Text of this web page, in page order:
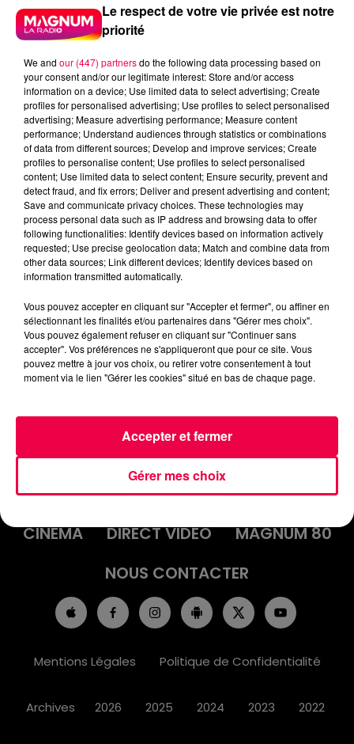
podcasts/2022/12/Le-Drole-de-Bruit-Gabrielle-de-
ACCUEIL INFOS
EMISSIONS
AGENDA
JEUX
PODCASTS
CINÉMA
DIRECT VIDÉO
MAGNUM 80
NOUS CONTACTER
Mentions Légales Politique de Confidentialité
Archives 2026 2025 2024 2023 2022
Le respect de votre vie privée est notre
priorité
We and our (447) partnersdo the following data processing based on
your consent and/or our legitimate interest: Store and/or access
information on a device; Use limited data to select advertising; Create
profiles for personalised advertising; Use profiles to select personalised
advertising; Measure advertising performance; Measure content
performance; Understand audiences through statistics or combinations
of data from different sources; Develop and improve services; Create
profiles to personalise content; Use profiles to select personalised
content; Use limited data to select content; Ensure security, prevent and
detect fraud, and fix errors; Deliver and present advertising and content;
Save and communicate privacy choices. These technologies may
process personal data such as IP address and browsing data to offer
following functionalities: Identify devices based on information actively
requested; Use precise geolocation data; Match and combine data from
other data sources; Link different devices; Identify devices based on
information transmitted automatically.
Vous pouvez accepter en cliquant sur "Accepter et fermer", ou affiner en
sélectionnant les finalités et/ou partenaires dans "Gérer mes choix".
Vous pouvez également refuser en cliquant sur "Continuer sans
accepter". Vos préférences ne s'appliqueront que pour ce site. Vous
pouvez mettre à jour vos choix, ou retirer votre consentement à tout
moment via le lien "Gérer les cookies" situé en bas de chaque page.
Gérer mes choix
Accepter et fermer